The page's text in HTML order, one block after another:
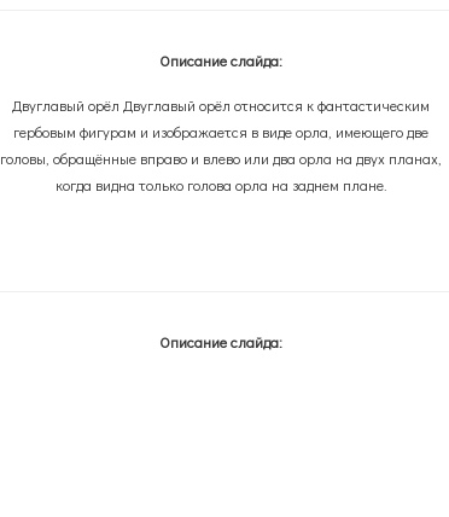
Описание слайда:
Двуглавый орёл Двуглавый орёл относится к фантастическим
гербовым фигурам и изображается в виде орла, имеющего две
головы, обращённые вправо и влево или два орла на двух планах,
когда видна только голова орла на заднем плане.
Описание слайда: